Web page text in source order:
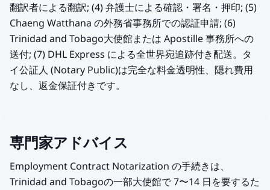
翻訳者による翻訳; (4) 弁護士による確認・署名・押印; (5)
Chaeng Watthana の外務省事務所での認証申請; (6)
Trinidad and Tobago大使館または Apostille 事務所への
送付; (7) DHL Express による全世界宛追跡付き配送。タ
イ公証人 (Notary Public)は完全な料金透明性、隠れ費用
なし、返金保証付きです。
専門家アドバイス
Employment Contract Notarization の手続きは、
Trinidad and Tobagoの一部大使館で 7〜14 日を要するた